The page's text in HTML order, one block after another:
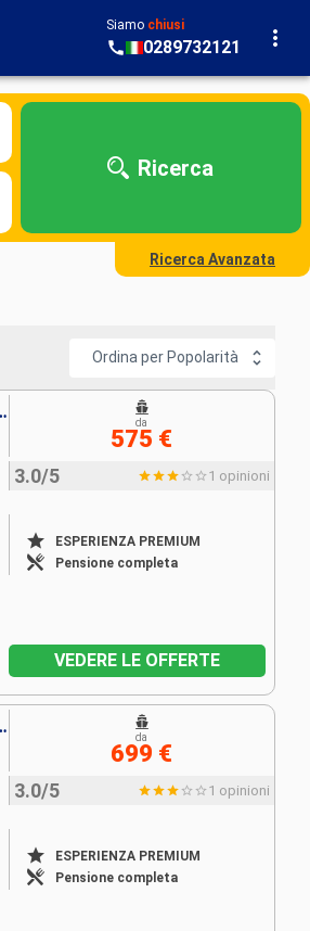
Siamo chiusi
0289732121
Ricerca
Ricerca Avanzata
Ordina per Popolarità
STATI UNITI
3.0/5 1 opinioni
ESPERIENZA PREMIUM
Pensione completa
da
575 €
VEDERE LE OFFERTE
CAICOS, STATI UNITI
3.0/5 1 opinioni
ESPERIENZA PREMIUM
Pensione completa
da
699 €